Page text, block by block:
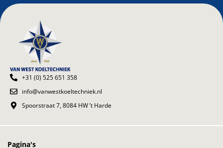
+31 (0) 525 651 358
info@vanwestkoeltechniek.nl
Spoorstraat 7, 8084 HW ’t Harde
Pagina's